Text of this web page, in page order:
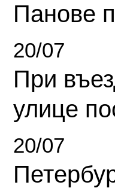
Панове
20/07
При
улице
20/07